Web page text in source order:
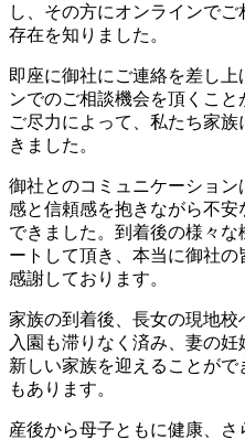
し、その方にオンラインで
存在を知りました。
即座に御社にご連絡を差し
ンでのご相談機会を頂くこ
ご尽力によって、私たち家
きました。
御社とのコミュニケーショ
感と信頼感を抱きながら不
できました。到着後の様々
ートして頂き、本当に御社
感謝しております。
家族の到着後、長女の現地
入園も滞りなく済み、妻の
新しい家族を迎えることが
もあります。
産後から母子ともに健康、